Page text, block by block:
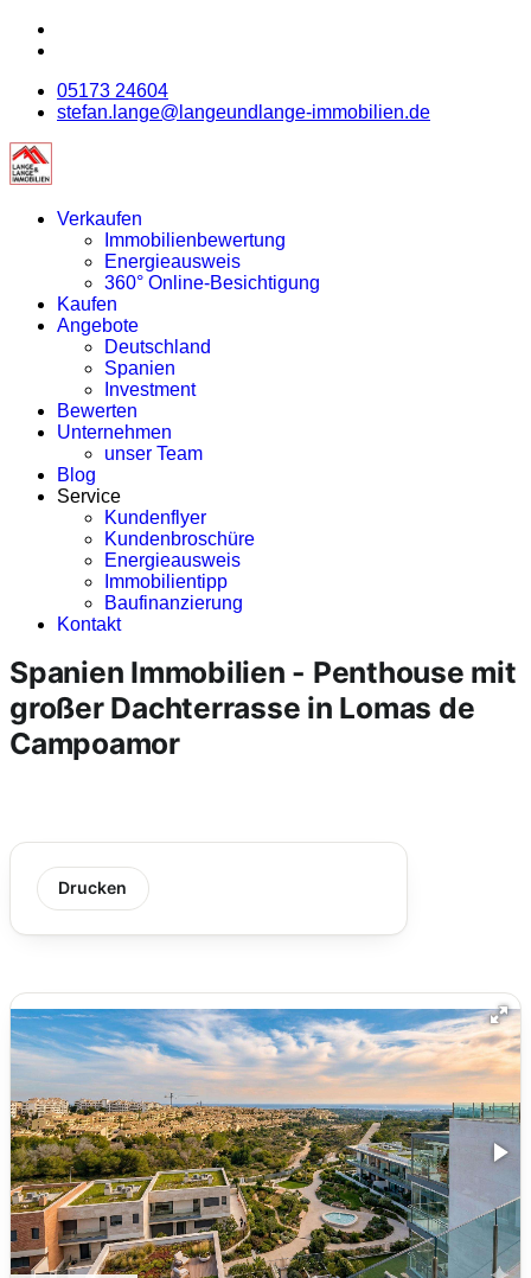
05173 24604
stefan.lange@langeundlange-immobilien.de
Verkaufen
Immobilienbewertung
Energieausweis
360° Online-Besichtigung
Kaufen
Angebote
Deutschland
Spanien
Investment
Bewerten
Unternehmen
unser Team
Blog
Service
Kundenflyer
Kundenbroschüre
Energieausweis
Immobilientipp
Baufinanzierung
Kontakt
Spanien Immobilien - Penthouse mit
großer Dachterrasse in Lomas de
Campoamor
Drucken